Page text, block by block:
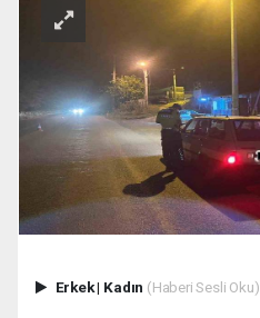
Erkek| Kadın (Haberi Sesli Oku)